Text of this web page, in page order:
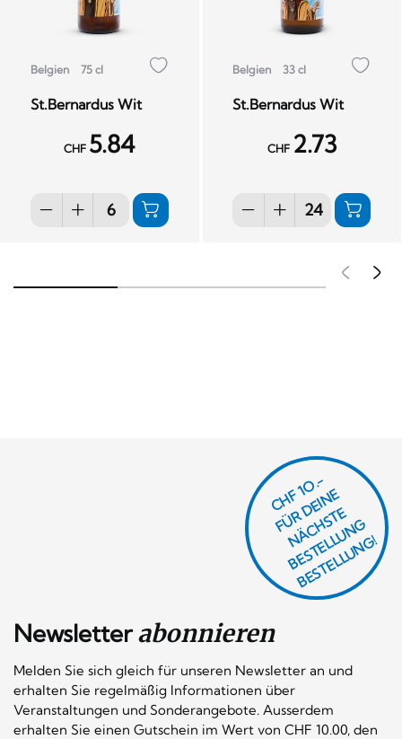
Belgien 75 cl
St.Bernardus Wit
CHF 5.84
Belgien 33 cl
St.Bernardus Wit
CHF 2.73
Newsletterabonnieren
Melden Sie sich gleich für unseren Newsletter an und
erhalten Sie regelmäßig Informationen über
Veranstaltungen und Sonderangebote. Ausserdem
erhalten Sie einen Gutschein im Wert von CHF 10.00, den
CHF 1O.-
F
Ü
R
D
EI
N
E
N
Ä
C
H
S
T
E
B
E
S
T
E
L
L
U
N
G
B
E
S
T
E
L
L
U
N
G!